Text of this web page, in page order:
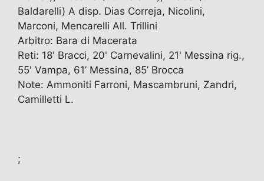
Baldarelli) A disp. Dias Correja, Nicolini,
Marconi, Mencarelli All. Trillini
Arbitro: Bara di Macerata
Reti: 18' Bracci, 20' Carnevalini, 21' Messina rig.,
55' Vampa, 61’ Messina, 85’ Brocca
Note: Ammoniti Farroni, Mascambruni, Zandri,
Camilletti L.
;